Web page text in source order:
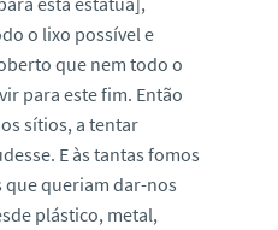
o lixo possível e
que nem todo o
para este fim. Então
sítios, a tentar
E às tantas fomos
que queriam dar-nos
plástico, metal,